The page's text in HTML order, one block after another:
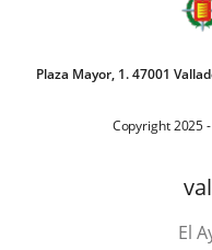
Plaza Mayor, 1. 47001
Copyright 2025
El